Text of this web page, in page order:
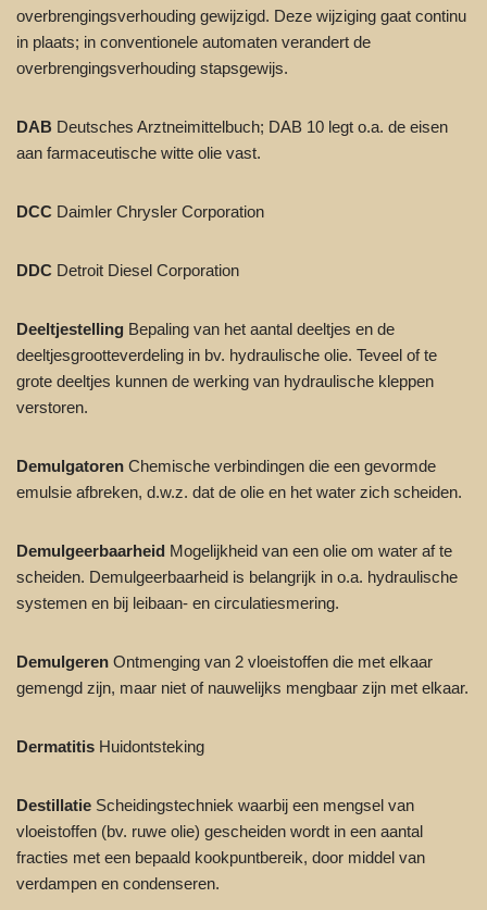
overbrengingsverhouding gewijzigd. Deze wijziging gaat continu
in plaats; in conventionele automaten verandert de
overbrengingsverhouding stapsgewijs.
DAB Deutsches Arztneimittelbuch; DAB 10 legt o.a. de eisen
aan farmaceutische witte olie vast.
DCC Daimler Chrysler Corporation
DDC Detroit Diesel Corporation
Deeltjestelling Bepaling van het aantal deeltjes en de
deeltjesgrootteverdeling in bv. hydraulische olie. Teveel of te
grote deeltjes kunnen de werking van hydraulische kleppen
verstoren.
Demulgatoren Chemische verbindingen die een gevormde
emulsie afbreken, d.w.z. dat de olie en het water zich scheiden.
Demulgeerbaarheid Mogelijkheid van een olie om water af te
scheiden. Demulgeerbaarheid is belangrijk in o.a. hydraulische
systemen en bij leibaan- en circulatiesmering.
Demulgeren Ontmenging van 2 vloeistoffen die met elkaar
gemengd zijn, maar niet of nauwelijks mengbaar zijn met elkaar.
Dermatitis Huidontsteking
Destillatie Scheidingstechniek waarbij een mengsel van
vloeistoffen (bv. ruwe olie) gescheiden wordt in een aantal
fracties met een bepaald kookpuntbereik, door middel van
verdampen en condenseren.